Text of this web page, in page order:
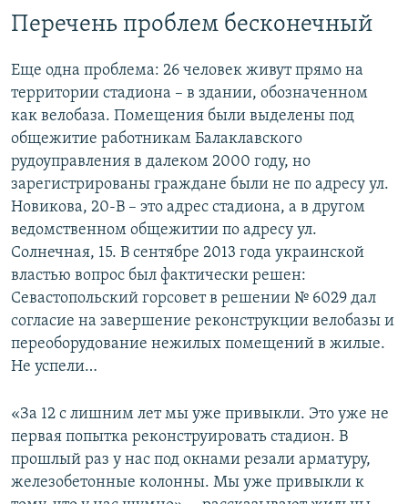
Перечень проблем бесконечный
Еще одна проблема: 26 человек живут прямо на
территории стадиона – в здании, обозначенном
как велобаза. Помещения были выделены под
общежитие работникам Балаклавского
рудоуправления в далеком 2000 году, но
зарегистрированы граждане были не по адресу ул.
Новикова, 20-В – это адрес стадиона, а в другом
ведомственном общежитии по адресу ул.
Солнечная, 15. В сентябре 2013 года украинской
властью вопрос был фактически решен:
Севастопольский горсовет в решении № 6029 дал
согласие на завершение реконструкции велобазы и
переоборудование нежилых помещений в жилые.
Не успели…
«За 12 с лишним лет мы уже привыкли. Это уже не
первая попытка реконструировать стадион. В
прошлый раз у нас под окнами резали арматуру,
железобетонные колонны. Мы уже привыкли к